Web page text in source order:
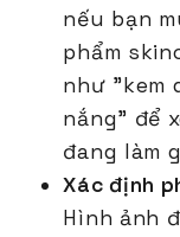
nếu bạn
phẩm
như "kem
nắng" để
đang làm
Xác định
Hình ảnh